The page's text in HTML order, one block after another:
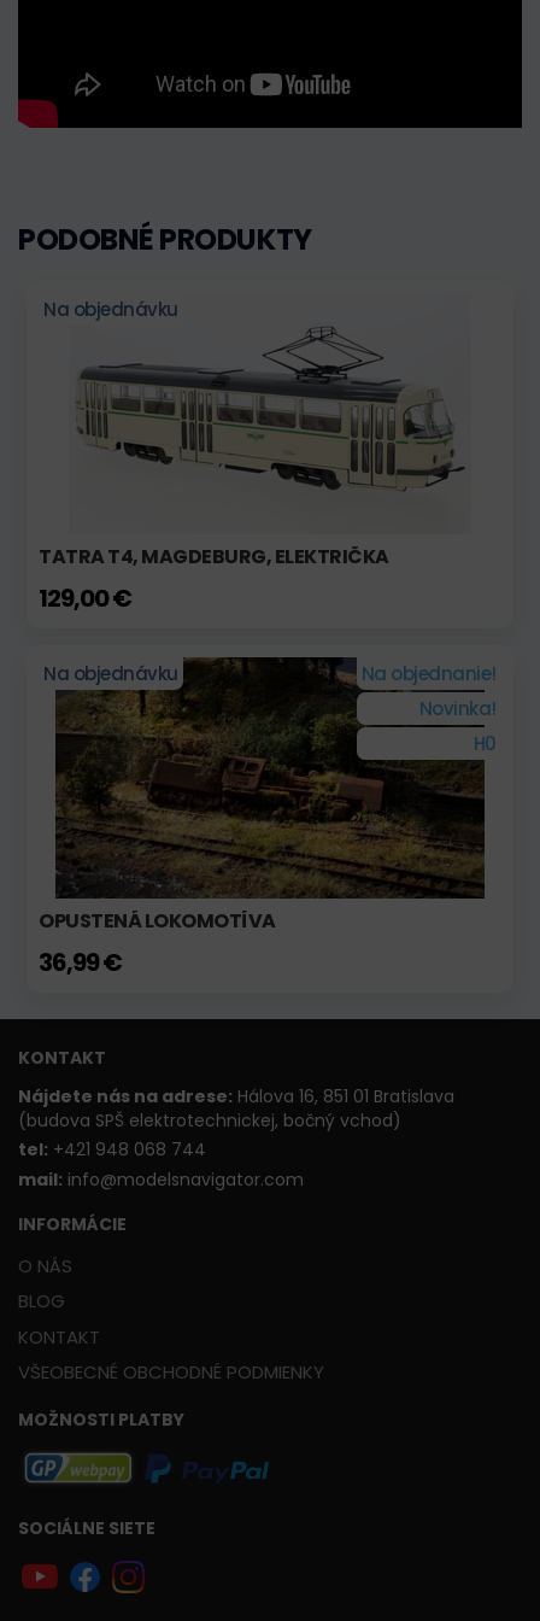
PODOBNÉ PRODUKTY
Na objednávku
TATRA T4, MAGDEBURG, ELEKTRIČKA
129,00 €
Na objednávku
Na objednanie!
Novinka!
H0
OPUSTENÁ LOKOMOTÍVA
36,99 €
KONTAKT
Nájdete nás na adrese: Hálova 16, 851 01 Bratislava
(budova SPŠ elektrotechnickej, bočný vchod)
tel: +421 948 068 744
mail: info@modelsnavigator.com
INFORMÁCIE
O NÁS
BLOG
KONTAKT
VŠEOBECNÉ OBCHODNÉ PODMIENKY
MOŽNOSTI PLATBY
SOCIÁLNE SIETE